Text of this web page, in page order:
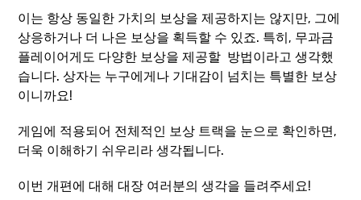
이는 항상 동일한 가치의 보상을 제공하지는 않지만, 그에
상응하거나 더 나은 보상을 획득할 수 있죠. 특히, 무과금
플레이어게도 다양한 보상을 제공할 방법이라고 생각했
습니다. 상자는 누구에게나 기대감이 넘치는 특별한 보상
이니까요!
게임에 적용되어 전체적인 보상 트랙을 눈으로 확인하면,
더욱 이해하기 쉬우리라 생각됩니다.
이번 개편에 대해 대장 여러분의 생각을 들려주세요!